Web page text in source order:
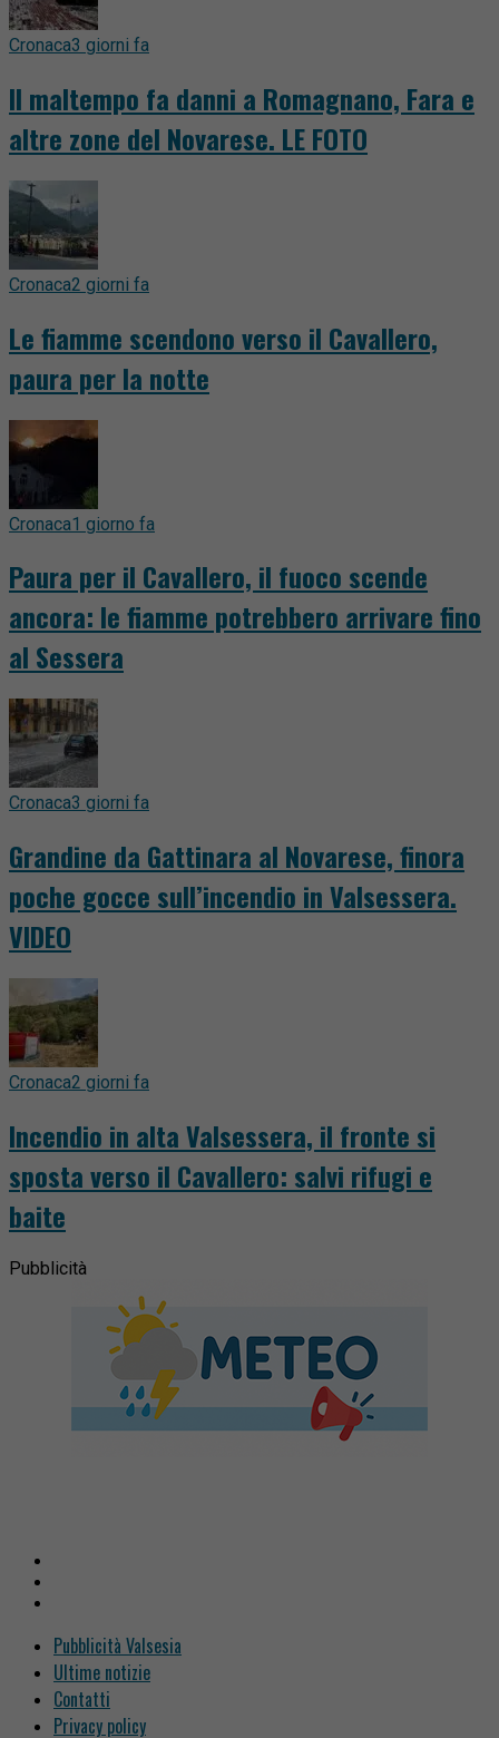
Cronaca3 giorni fa
Il maltempo fa danni a Romagnano, Fara e
altre zone del Novarese. LE FOTO
Cronaca2 giorni fa
Le fiamme scendono verso il Cavallero,
paura per la notte
Cronaca1 giorno fa
Paura per il Cavallero, il fuoco scende
ancora: le fiamme potrebbero arrivare fino
al Sessera
Cronaca3 giorni fa
Grandine da Gattinara al Novarese, finora
poche gocce sull’incendio in Valsessera.
VIDEO
Cronaca2 giorni fa
Incendio in alta Valsessera, il fronte si
sposta verso il Cavallero: salvi rifugi e
baite
Pubblicità
Pubblicità Valsesia
Ultime notizie
Contatti
Privacy policy